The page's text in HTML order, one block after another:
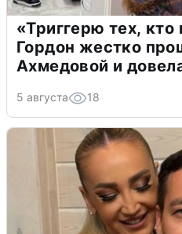
«Триггерю тех, кто
Гордон жестко
Ахмедовой и
5 августа 18